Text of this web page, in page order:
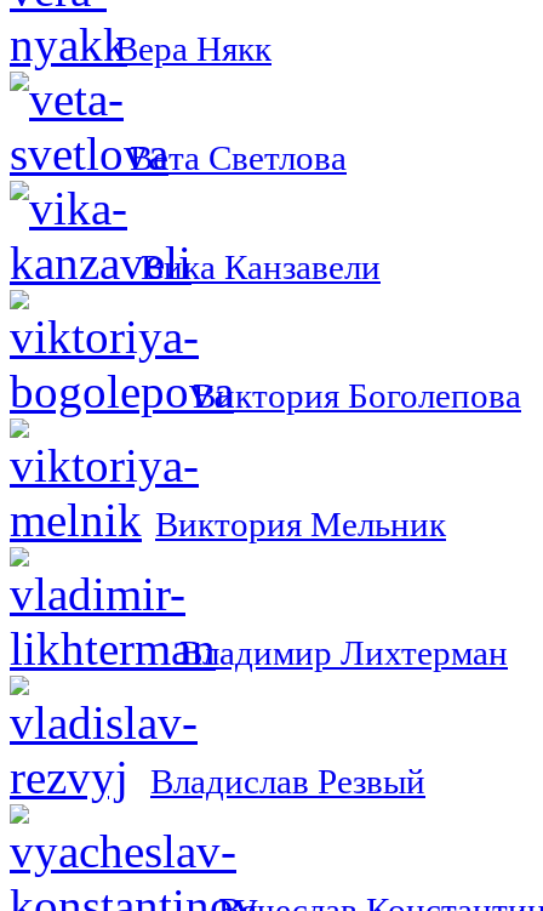
Вера Някк
Вета Светлова
Вика Канзавели
Виктория Боголепова
Виктория Мельник
Владимир Лихтерман
Владислав Резвый